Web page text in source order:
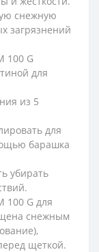
снежную
загрязнений
100 G
для
из 5
для
барашка
убирать
100 G для
снежным
щеткой.